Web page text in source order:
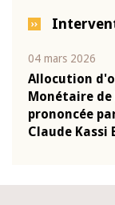
04 mars 2026
Allocution
Monétaire de
prononcée
Claude Kassi